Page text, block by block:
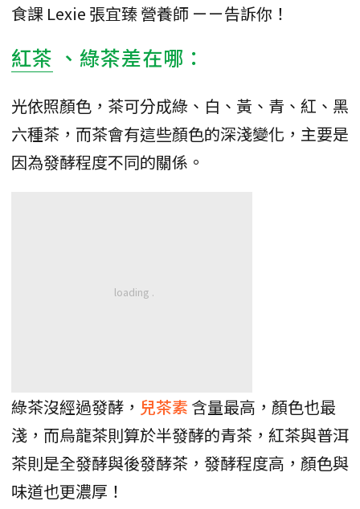
食課 Lexie 張宜臻 營養師 ㄧㄧ告訴你！
紅茶 、綠茶差在哪：
光依照顏色，茶可分成綠、白、黃、青、紅、黑
六種茶，而茶會有這些顏色的深淺變化，主要是
因為發酵程度不同的關係。
綠茶沒經過發酵， 兒茶素 含量最高，顏色也最
淺，而烏龍茶則算於半發酵的青茶，紅茶與普洱
茶則是全發酵與後發酵茶，發酵程度高，顏色與
味道也更濃厚！